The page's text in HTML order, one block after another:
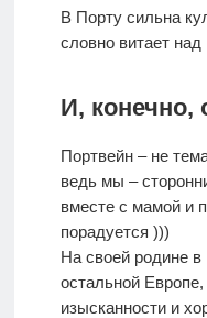
В Порту сильна
словно витает
И, конечно,
Портвейн – не
ведь мы –
вместе с мамой и
порадуется )))
На своей родине в
остальной
изысканности и